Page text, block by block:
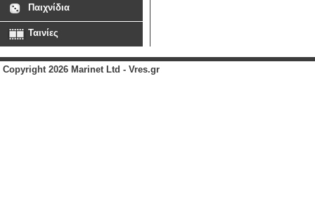
Παιχνίδια
Ταινίες
Copyright 2026 Marinet Ltd - Vres.gr